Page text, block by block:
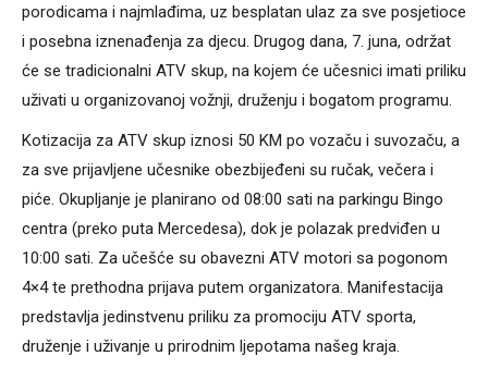
porodicama i najmlađima, uz besplatan ulaz za sve posjetioce
i posebna iznenađenja za djecu. Drugog dana, 7. juna, održat
će se tradicionalni ATV skup, na kojem će učesnici imati priliku
uživati u organizovanoj vožnji, druženju i bogatom programu.
Kotizacija za ATV skup iznosi 50 KM po vozaču i suvozaču, a
za sve prijavljene učesnike obezbijeđeni su ručak, večera i
piće. Okupljanje je planirano od 08:00 sati na parkingu Bingo
centra (preko puta Mercedesa), dok je polazak predviđen u
10:00 sati. Za učešće su obavezni ATV motori sa pogonom
4×4 te prethodna prijava putem organizatora. Manifestacija
predstavlja jedinstvenu priliku za promociju ATV sporta,
druženje i uživanje u prirodnim ljepotama našeg kraja.